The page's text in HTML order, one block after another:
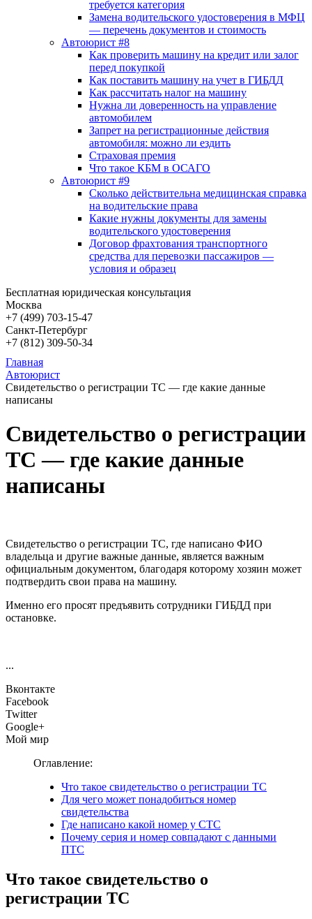
требуется категория
Замена водительского удостоверения в МФЦ
— перечень документов и стоимость
Автоюрист #8
Как проверить машину на кредит или залог
перед покупкой
Как поставить машину на учет в ГИБДД
Как рассчитать налог на машину
Нужна ли доверенность на управление
автомобилем
Запрет на регистрационные действия
автомобиля: можно ли ездить
Страховая премия
Что такое КБМ в ОСАГО
Автоюрист #9
Сколько действительна медицинская справка
на водительские права
Какие нужны документы для замены
водительского удостоверения
Договор фрахтования транспортного
средства для перевозки пассажиров —
условия и образец
Бесплатная юридическая консультация
Москва
+7 (499) 703-15-47
Санкт-Петербург
+7 (812) 309-50-34
Главная
Автоюрист
Свидетельство о регистрации ТС — где какие данные
написаны
Свидетельство о регистрации
ТС — где какие данные
написаны
Свидетельство о регистрации ТС, где написано ФИО
владельца и другие важные данные, является важным
официальным документом, благодаря которому хозяин может
подтвердить свои права на машину.
Именно его просят предъявить сотрудники ГИБДД при
остановке.
...
Вконтакте
Facebook
Twitter
Google+
Мой мир
Оглавление:
Что такое свидетельство о регистрации ТС
Для чего может понадобиться номер
свидетельства
Где написано какой номер у СТС
Почему серия и номер совпадают с данными
ПТС
Что такое свидетельство о
регистрации ТС